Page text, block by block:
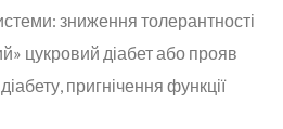
зниження толерантності
цукровий діабет або прояв
пригнічення функції